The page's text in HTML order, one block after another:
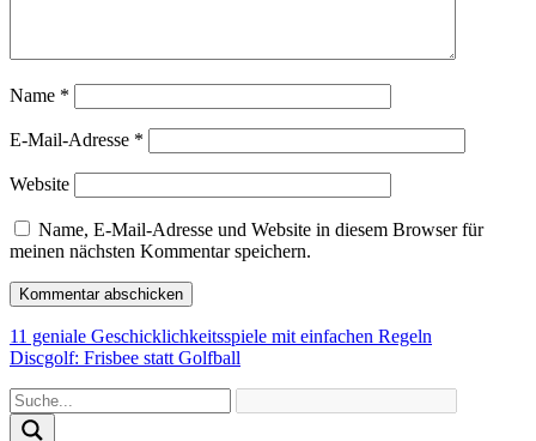
Name *
E-Mail-Adresse *
Website
Name, E-Mail-Adresse und Website in diesem Browser für
meinen nächsten Kommentar speichern.
Beitragsnavigation
11 geniale Geschicklichkeitsspiele mit einfachen Regeln
Discgolf: Frisbee statt Golfball